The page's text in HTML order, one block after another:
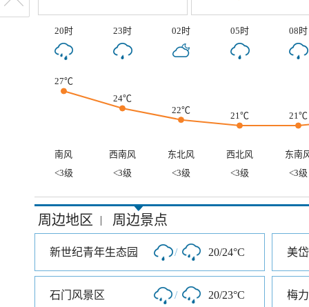
20时 23时 02时 05时 08时
27℃
24℃
22℃
21℃ 21℃
南风 西南风 东北风 西北风
东南
<3级
<3级 <3级 <3级 <3级
周边地区 | 周边景点
新世纪青年生态园 / 20/24°C 美
石门风景区 / 20/23°C